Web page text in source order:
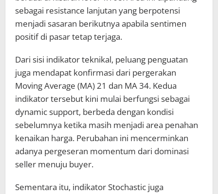
sebagai resistance lanjutan yang berpotensi
menjadi sasaran berikutnya apabila sentimen
positif di pasar tetap terjaga.
Dari sisi indikator teknikal, peluang penguatan
juga mendapat konfirmasi dari pergerakan
Moving Average (MA) 21 dan MA 34. Kedua
indikator tersebut kini mulai berfungsi sebagai
dynamic support, berbeda dengan kondisi
sebelumnya ketika masih menjadi area penahan
kenaikan harga. Perubahan ini mencerminkan
adanya pergeseran momentum dari dominasi
seller menuju buyer.
Sementara itu, indikator Stochastic juga